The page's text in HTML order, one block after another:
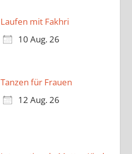
Laufen mit Fakhri
10 Aug. 26
Tanzen für Frauen
12 Aug. 26